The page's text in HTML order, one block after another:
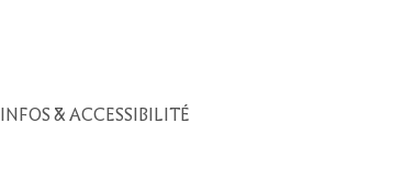
INFOS & ACCESSIBILITÉ